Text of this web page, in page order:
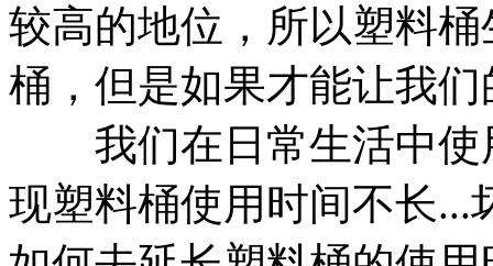
较高的地位，所以塑料
桶，但是如果才能让我
我们在日常生活中使
现塑料桶使用时间不长...